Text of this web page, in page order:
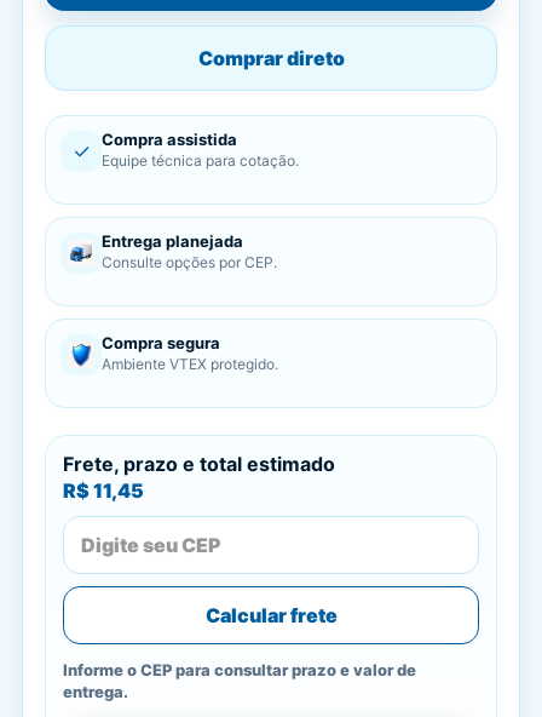
Comprar direto
✓ Compra assistida
Equipe técnica para cotação.
Entrega planejada
Consulte opções por CEP.
Compra segura
Ambiente VTEX protegido.
Frete, prazo e total estimado
R$ 11,45
Calcular frete
Informe o CEP para consultar prazo e valor de
entrega.